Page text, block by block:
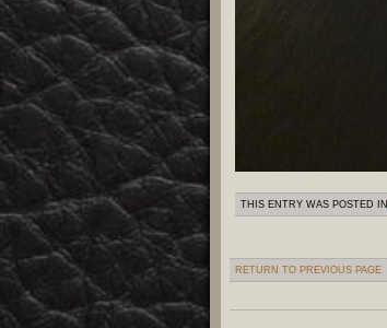
THIS ENTRY WAS POSTED IN
RETURN TO PREVIOUS PAGE